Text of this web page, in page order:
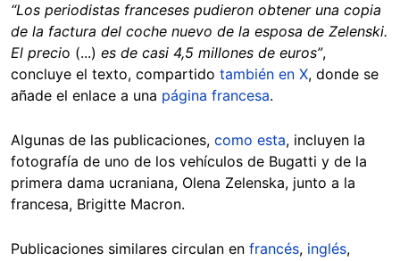
“Los periodistas franceses pudieron obtener una copia
de la factura del coche nuevo de la esposa de Zelenski.
El precio (...) es de casi 4,5 millones de euros”,
concluye el texto, compartido también en X, donde se
añade el enlace a una página francesa.
Algunas de las publicaciones, como esta, incluyen la
fotografía de uno de los vehículos de Bugatti y de la
primera dama ucraniana, Olena Zelenska, junto a la
francesa, Brigitte Macron.
Publicaciones similares circulan en francés, inglés,